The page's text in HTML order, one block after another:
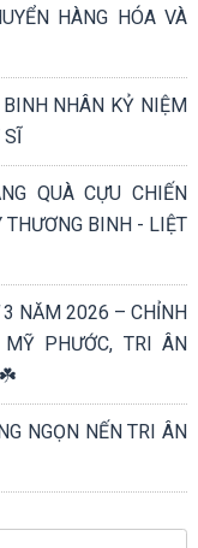
HÀNG HÓA VÀ
NHÂN KỶ NIỆM
QUÀ CỰU CHIẾN
BINH - LIỆT
NĂM 2026 – CHỈNH
PHƯỚC, TRI ÂN
☘️
NGỌN NẾN TRI ÂN